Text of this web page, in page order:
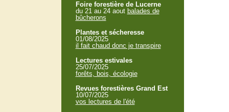
Foire forestière de Lucerne
du 21 au 24 aout balades de
bûcherons
Plantes et sécheresse
01/08/2025
il fait chaud donc je transpire
Lectures estivales
25/07/2025
forêts, bois, écologie
Revues forestières Grand Est
10/07/2025
vos lectures de l'été